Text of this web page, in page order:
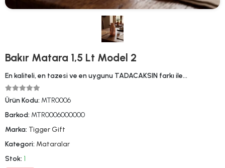
Bakır Matara 1,5 Lt Model 2
En kaliteli, en tazesi ve en uygunu TADACAKSIN farkı ile…
Ürün Kodu: MTR0006
Barkod: MTR0006000000
Marka: Tigger Gift
Kategori: Mataralar
Stok: 1